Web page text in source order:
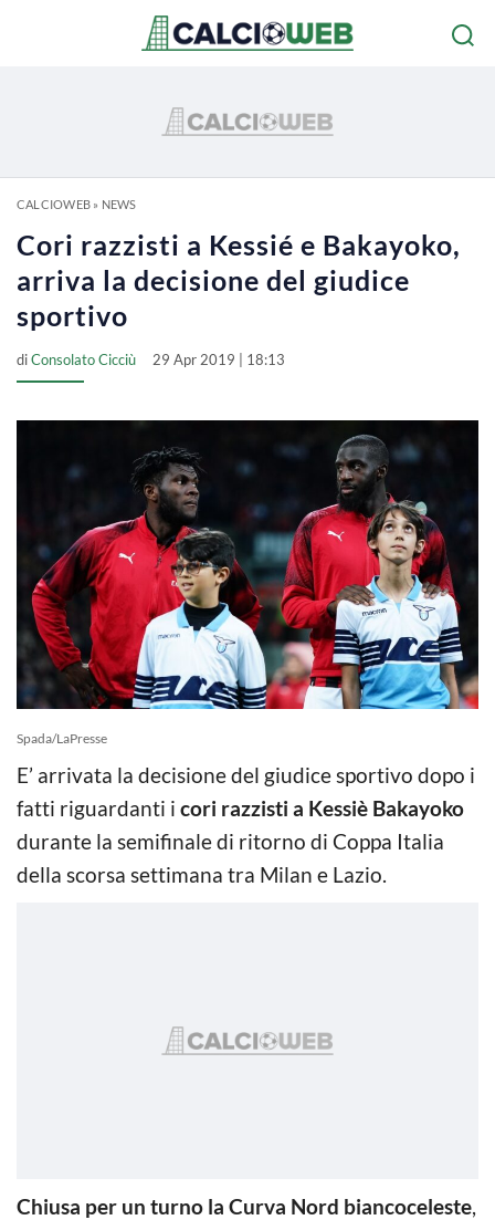
CALCIOWEB» NEWS
Cori razzisti a Kessié e Bakayoko,
arriva la decisione del giudice
sportivo
diConsolato Cicciù 29 Apr 2019 | 18:13
Spada/LaPresse
E’ arrivata la decisione del giudice sportivo dopo i
fatti riguardanti i cori razzisti a Kessiè Bakayoko
durante la semifinale di ritorno di Coppa Italia
della scorsa settimana tra Milan e Lazio.
Chiusa per un turno la Curva Nord biancoceleste,